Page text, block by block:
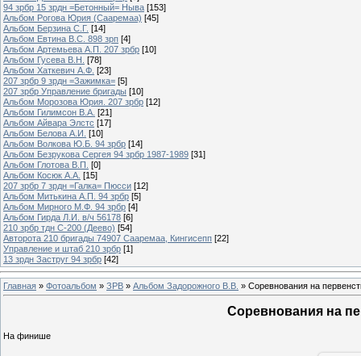
94 зрбр 15 зрдн =Бетонный= Ныва [153]
Альбом Рогова Юрия (Сааремаа) [45]
Альбом Берзина С.Г. [14]
Альбом Евтина В.С. 898 зрп [4]
Альбом Артемьева А.П. 207 зрбр [10]
Альбом Гусева В.Н. [78]
Альбом Хаткевич А.Ф. [23]
207 зрбр 9 зрдн =Зажимка= [5]
207 зрбр Управление бригады [10]
Альбом Морозова Юрия. 207 зрбр [12]
Альбом Гилимсон В.А. [21]
Альбом Айвара Элстс [17]
Альбом Белова А.И. [10]
Альбом Волкова Ю.Б. 94 зрбр [14]
Альбом Безрукова Сергея 94 зрбр 1987-1989 [31]
Альбом Глотова В.П. [0]
Альбом Косюк А.А. [15]
207 зрбр 7 зрдн =Галка= Пюсси [12]
Альбом Митькина А.П. 94 зрбр [5]
Альбом Мирного М.Ф. 94 зрбр [4]
Альбом Гирда Л.И. в/ч 56178 [6]
210 зрбр тдн С-200 (Деево) [54]
Авторота 210 бригады 74907 Сааремаа, Кингисепп [22]
Управление и штаб 210 зрбр [1]
13 зрдн Заструг 94 зрбр [42]
Главная » Фотоальбом » ЗРВ » Альбом Задорожного В.В. » Соревнования на
Соревнования на
На финише